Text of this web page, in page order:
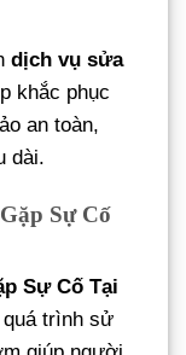
dịch vụ sửa
khắc phục
an toàn,
dài.
Sự Cố
Sự Cố Tại
trình sử